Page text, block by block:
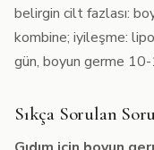
belirgin cilt fazlası:
kombine; iyileşme:
gün, boyun germe
Sıkça Sorulan